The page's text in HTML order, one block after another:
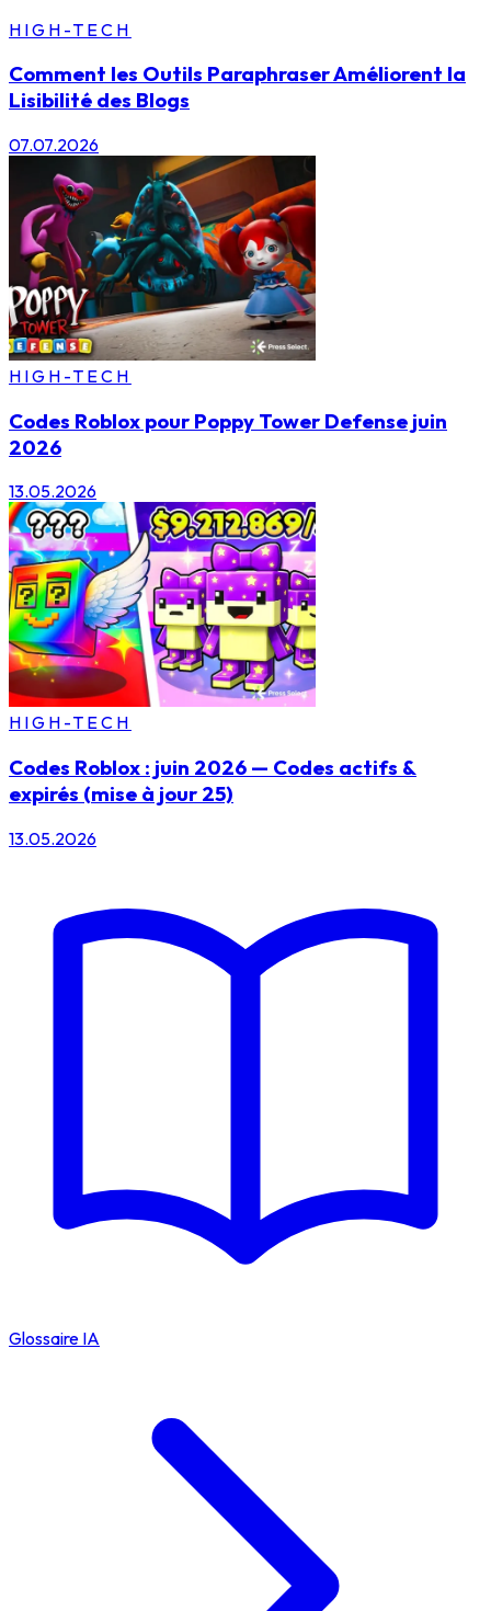
HIGH-TECH
Comment les Outils Paraphraser Améliorent la
Lisibilité des Blogs
07.07.2026
HIGH-TECH
Codes Roblox pour Poppy Tower Defense juin
2026
13.05.2026
HIGH-TECH
Codes Roblox : juin 2026 — Codes actifs &
expirés (mise à jour 25)
13.05.2026
Glossaire IA